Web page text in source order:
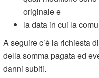
originale e
la data in cui la
A seguire c’è la richiesta
della somma pagata ed
danni subiti.